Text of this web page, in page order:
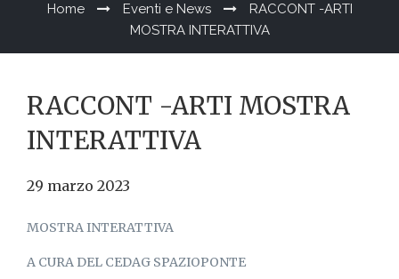
Home Eventi e News
RACCONT -ARTI
MOSTRA INTERATTIVA
RACCONT -ARTI MOSTRA
INTERATTIVA
29 marzo 2023
MOSTRA INTERATTIVA
A CURA DEL CEDAG SPAZIOPONTE